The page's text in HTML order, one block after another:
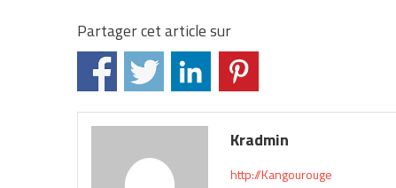
Partager cet article sur
Kradmin
http://Kangourouge